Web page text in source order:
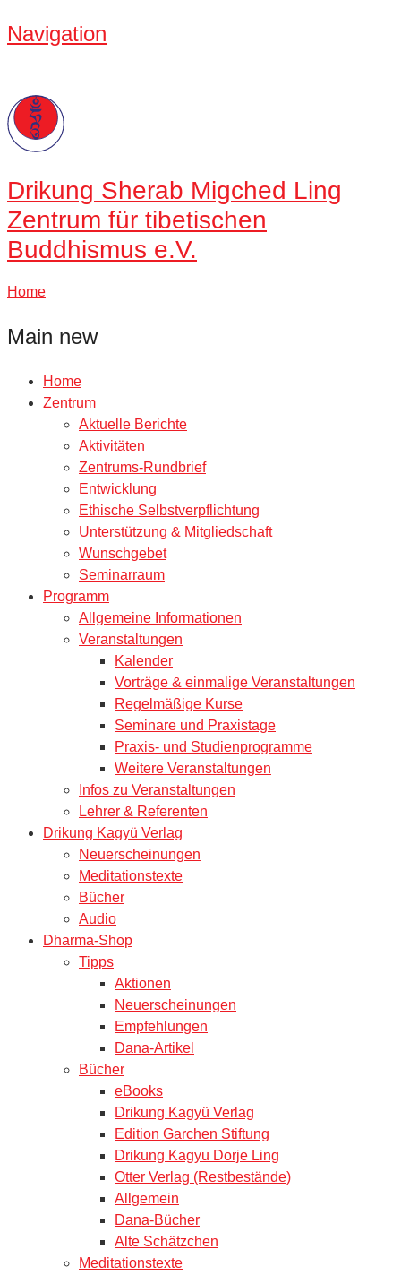
Navigation
Drikung Sherab Migched Ling
Zentrum für tibetischen
Buddhismus e.V.
Home
Main new
Home
Zentrum
Aktuelle Berichte
Aktivitäten
Zentrums-Rundbrief
Entwicklung
Ethische Selbstverpflichtung
Unterstützung & Mitgliedschaft
Wunschgebet
Seminarraum
Programm
Allgemeine Informationen
Veranstaltungen
Kalender
Vorträge & einmalige Veranstaltungen
Regelmäßige Kurse
Seminare und Praxistage
Praxis- und Studienprogramme
Weitere Veranstaltungen
Infos zu Veranstaltungen
Lehrer & Referenten
Drikung Kagyü Verlag
Neuerscheinungen
Meditationstexte
Bücher
Audio
Dharma-Shop
Tipps
Aktionen
Neuerscheinungen
Empfehlungen
Dana-Artikel
Bücher
eBooks
Drikung Kagyü Verlag
Edition Garchen Stiftung
Drikung Kagyu Dorje Ling
Otter Verlag (Restbestände)
Allgemein
Dana-Bücher
Alte Schätzchen
Meditationstexte